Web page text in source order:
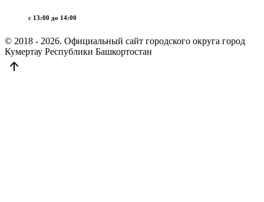
c 13:00 до 14:00
© 2018 - 2026. Официальный сайт городского округа город
Кумертау Республики Башкортостан